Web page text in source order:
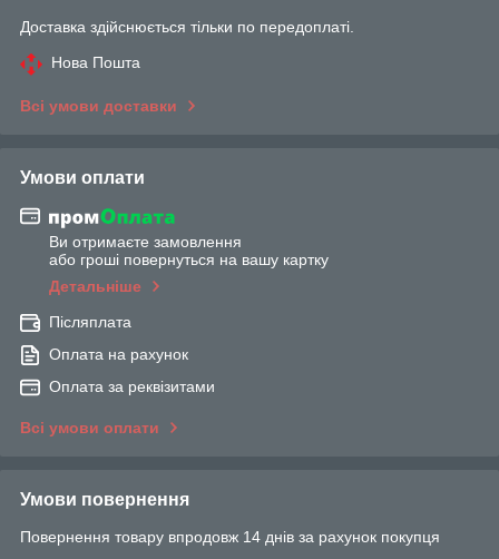
Доставка здійснюється тільки по передоплаті.
Нова Пошта
Всі умови доставки
Умови оплати
Ви отримаєте замовлення
або гроші повернуться на вашу картку
Детальніше
Післяплата
Оплата на рахунок
Оплата за реквізитами
Всі умови оплати
Умови повернення
Повернення товару впродовж 14 днів за рахунок покупця